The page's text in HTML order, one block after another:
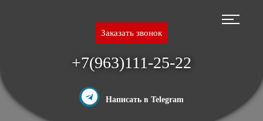
Заказать звонок
+7(963)111-25-22
Написать в Telegram